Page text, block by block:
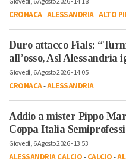
CRONACA-ALESSANDRIA-ALTO
Duro attacco Fials:
all’osso, Asl Alessandria
Giovedì, 6 Agosto 2026 - 14:05
CRONACA-ALESSANDRIA
Addio a mister Pippo
Coppa Italia
Giovedì, 6 Agosto 2026 - 13:53
ALESSANDRIA CALCIO-CALCIO-